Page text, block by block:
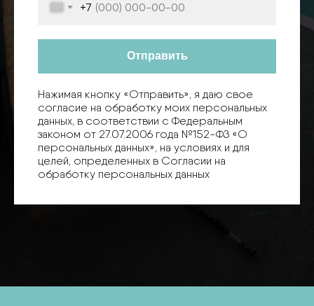
+7
Отправить
Нажимая кнопку «Отправить», я даю свое
согласие на обработку моих персональных
данных, в соответствии с Федеральным
законом от 27.07.2006 года №152-ФЗ «О
персональных данных», на условиях и для
целей, определенных в Согласии на
обработку персональных данных